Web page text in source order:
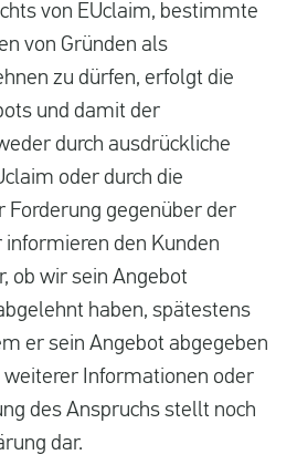
von EUclaim, bestimmte
von Gründen als
zu dürfen, erfolgt die
und damit der
durch ausdrückliche
oder durch die
Forderung gegenüber der
informieren den Kunden
ob wir sein Angebot
haben, spätestens
er sein Angebot abgegeben
weiterer Informationen oder
des Anspruchs stellt noch
dar.